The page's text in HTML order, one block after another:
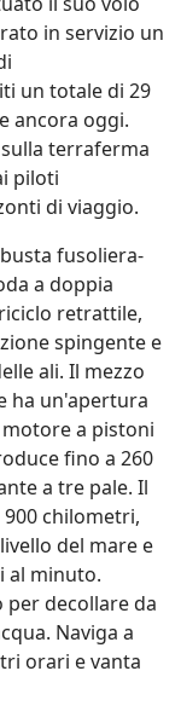
in servizio un
un totale di 29
ancora oggi.
terraferma
piloti
di viaggio.
fusoliera-
a doppia
retrattile,
spingente e
ali. Il mezzo
ha un'apertura
a pistoni
fino a 260
a tre pale. Il
chilometri,
del mare e
al minuto.
per decollare da
Naviga a
orari e vanta